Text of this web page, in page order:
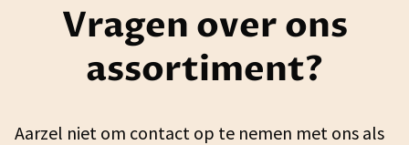
Vragen over ons
assortiment?
Aarzel niet om contact op te nemen met ons als